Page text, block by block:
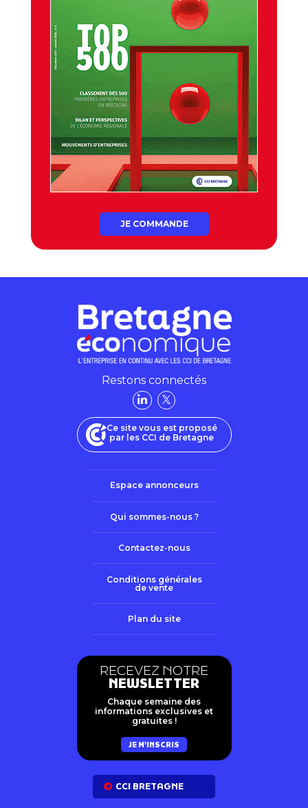
JE COMMANDE
Restons connectés
Ce site vous est proposé
par les CCI de Bretagne
Espace annonceurs
Qui sommes-nous ?
Contactez-nous
Conditions générales
de vente
Plan du site
RECEVEZ NOTRE
NEWSLETTER
Chaque semaine des
informations exclusives et
gratuites !
JE M'INSCRIS
CCI BRETAGNE